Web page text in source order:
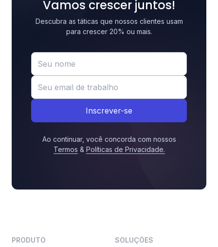
Vamos crescer juntos!
Descubra as táticas que nossos clientes usam
para crescer 20% ou mais.
Inscrever-se
Ao continuar, você concorda com nossos
Termos & Políticas de Privacidade.
PRODUTO SOLUÇÕES